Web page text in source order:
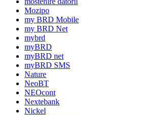
Mozipo
my BRD Mobile
my BRD Net
mybrd
myBRD
myBRD net
myBRD SMS
Nature
NeoBT
NEOcont
Nextebank
Nickel